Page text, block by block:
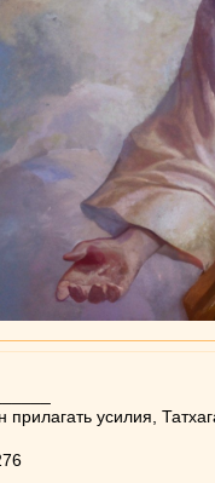
усилия,